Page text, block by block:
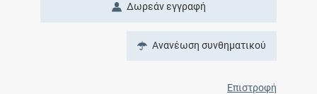
Δωρεάν εγγραφή
Ανανέωση συνθηματικού
Επιστροφή